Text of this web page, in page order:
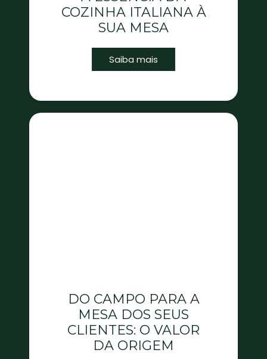
COZINHA ITALIANA À
SUA MESA
Saiba mais
DO CAMPO PARA A
MESA DOS SEUS
CLIENTES: O VALOR
DA ORIGEM